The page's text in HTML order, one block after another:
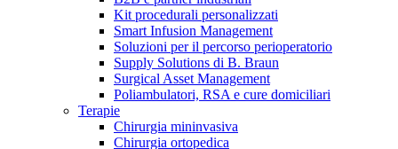
Kit procedurali personalizzati
Smart Infusion Management
Soluzioni per il percorso perioperatorio
Supply Solutions di B. Braun
Surgical Asset Management
Poliambulatori, RSA e cure domiciliari
Terapie
Chirurgia mininvasiva
Chirurgia ortopedica